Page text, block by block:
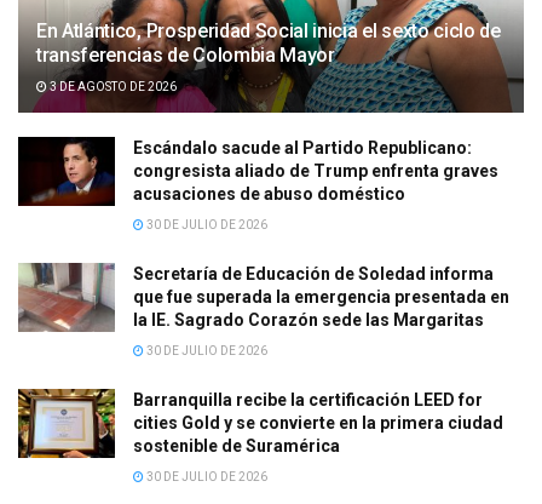
En Atlántico, Prosperidad Social inicia el sexto ciclo de
transferencias de Colombia Mayor
3 DE AGOSTO DE 2026
Escándalo sacude al Partido Republicano:
congresista aliado de Trump enfrenta graves
acusaciones de abuso doméstico
30 DE JULIO DE 2026
Secretaría de Educación de Soledad informa
que fue superada la emergencia presentada en
la IE. Sagrado Corazón sede las Margaritas
30 DE JULIO DE 2026
Barranquilla recibe la certificación LEED for
cities Gold y se convierte en la primera ciudad
sostenible de Suramérica
30 DE JULIO DE 2026